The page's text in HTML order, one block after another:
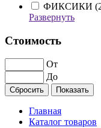
ФИКСИКИ (
Развернуть
Стоимость
От
До
Главная
Каталог товаров